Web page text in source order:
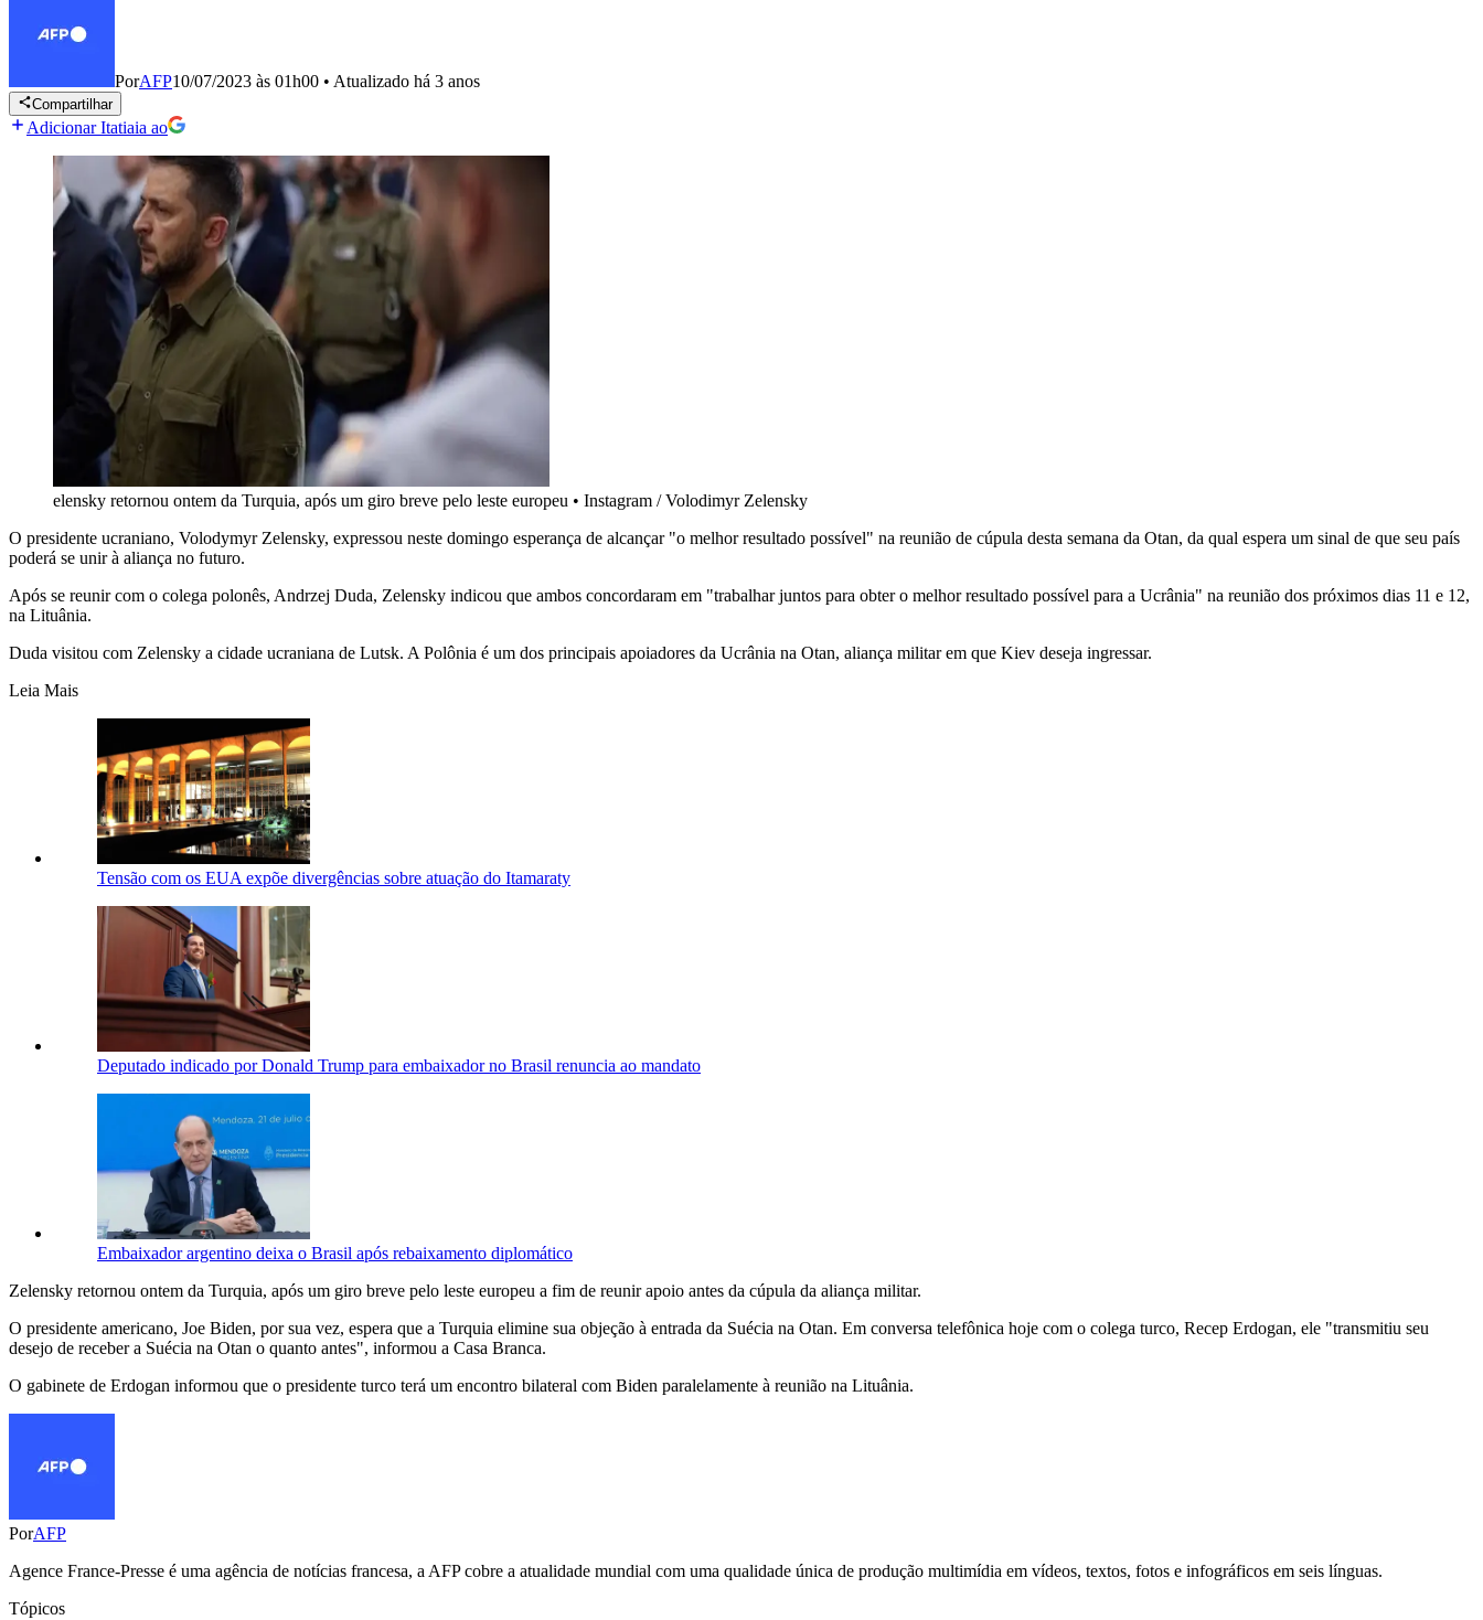
PorAFP10/07/2023 às 01h00 • Atualizado há 3 anos
Compartilhar
Adicionar Itatiaia ao
elensky retornou ontem da Turquia, após um giro breve pelo leste europeu • Instagram / Volodimyr Zelensky
O presidente ucraniano, Volodymyr Zelensky, expressou neste domingo esperança de alcançar "o melhor resultado possível" na reunião de cúpula desta semana da Otan, da qual espera um sinal de que seu país
poderá se unir à aliança no futuro.
Após se reunir com o colega polonês, Andrzej Duda, Zelensky indicou que ambos concordaram em "trabalhar juntos para obter o melhor resultado possível para a Ucrânia" na reunião dos próximos dias 11 e 12,
na Lituânia.
Duda visitou com Zelensky a cidade ucraniana de Lutsk. A Polônia é um dos principais apoiadores da Ucrânia na Otan, aliança militar em que Kiev deseja ingressar.
Leia Mais
Tensão com os EUA expõe divergências sobre atuação do Itamaraty
Deputado indicado por Donald Trump para embaixador no Brasil renuncia ao mandato
Embaixador argentino deixa o Brasil após rebaixamento diplomático
Zelensky retornou ontem da Turquia, após um giro breve pelo leste europeu a fim de reunir apoio antes da cúpula da aliança militar.
O presidente americano, Joe Biden, por sua vez, espera que a Turquia elimine sua objeção à entrada da Suécia na Otan. Em conversa telefônica hoje com o colega turco, Recep Erdogan, ele "transmitiu seu
desejo de receber a Suécia na Otan o quanto antes", informou a Casa Branca.
O gabinete de Erdogan informou que o presidente turco terá um encontro bilateral com Biden paralelamente à reunião na Lituânia.
PorAFP
Agence France-Presse é uma agência de notícias francesa, a AFP cobre a atualidade mundial com uma qualidade única de produção multimídia em vídeos, textos, fotos e infográficos em seis línguas.
Tópicos